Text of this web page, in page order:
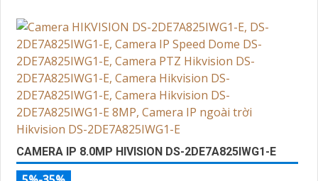
CAMERA IP 8.0MP HIVISION DS-2DE7A825IWG1-E